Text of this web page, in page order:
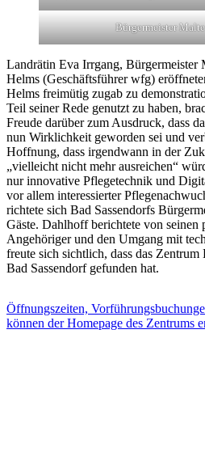
Bürgermeister
Landrätin Eva Irrgang,
Helms (Geschäftsführer wfg)
Helms freimütig zugab zu
Teil seiner Rede genutzt zu haben,
Freude darüber zum Ausdruck, dass
nun Wirklichkeit geworden sei und
Hoffnung, dass irgendwann in der
„vielleicht nicht mehr ausreichen“
nur innovative Pflegetechnik und
vor allem interessierter
richtete sich Bad Sassendorfs
Gäste. Dahlhoff berichtete von seinen
Angehöriger und den Umgang mit
freute sich sichtlich, dass das
Bad Sassendorf gefunden hat.
Öffnungszeiten,
können der Homepage des Zentrums